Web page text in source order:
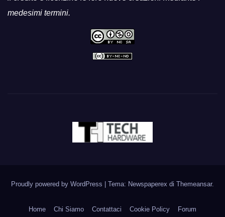
medesimi termini.
Proudly powered by WordPress | Tema: Newspaperex di Themeansar.
Home Chi Siamo Contattaci Cookie Policy Forum